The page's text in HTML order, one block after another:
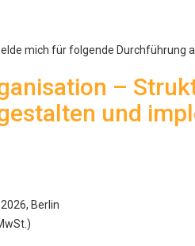
mich für folgende Durchführung
–
und
Berlin